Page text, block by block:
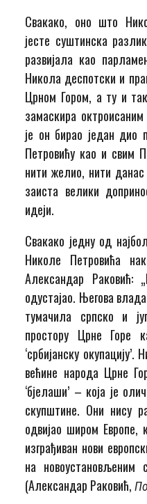
Свакако, оно што
јесте суштинска
развијала као
Никола деспотски и
Црном Гором, а ту и
замаскира
је он бирао један дио
Петровићу као и свим
нити желио, нити
заиста велики
идеји.
Свакако једну од
Николе Петровића
Александар Раковић:
одустајао. Његова
тумачила српско и
простору Црне Горе
‘србијанску
већине народа Црне
‘бјелаши’ – која је
скупштине. Они нису
одвијао широм Европе,
изграђиван нови
на новоустановљеним
(Александар Раковић,